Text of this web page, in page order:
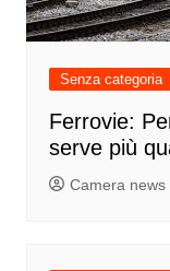
Senza categoria
Ferrovie:
serve più
Camera news